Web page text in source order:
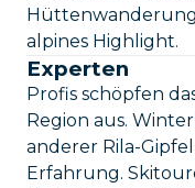
alpines Highlight.
Experten
Profis schöpfen
Region aus.
anderer Rila-
Erfahrung.